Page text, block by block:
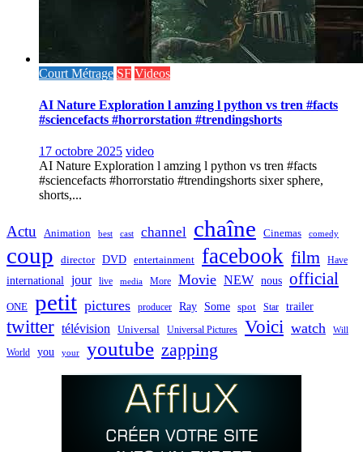
Court Métrage SF Videos
AI Nature Exploration l amzing l python vs tren #facts
#sciencefacts #horrorstation #trendingshorts
17 octobre 2025 video
AI Nature Exploration l amzing l python vs tren #facts
#sciencefacts #horrorstatio #trendingshorts sixer sphere,
shorts,...
Actu Animation best cast channel chaîne Cinemas comedy
coup director DVD entertainment facebook film Have
international jour live media More Movie NEW nous official
ONE petit pictures producer Ray Some spot Star trailer
twitter télévision Universal Universal Pictures Voici watch Will
World you your youtube zapping